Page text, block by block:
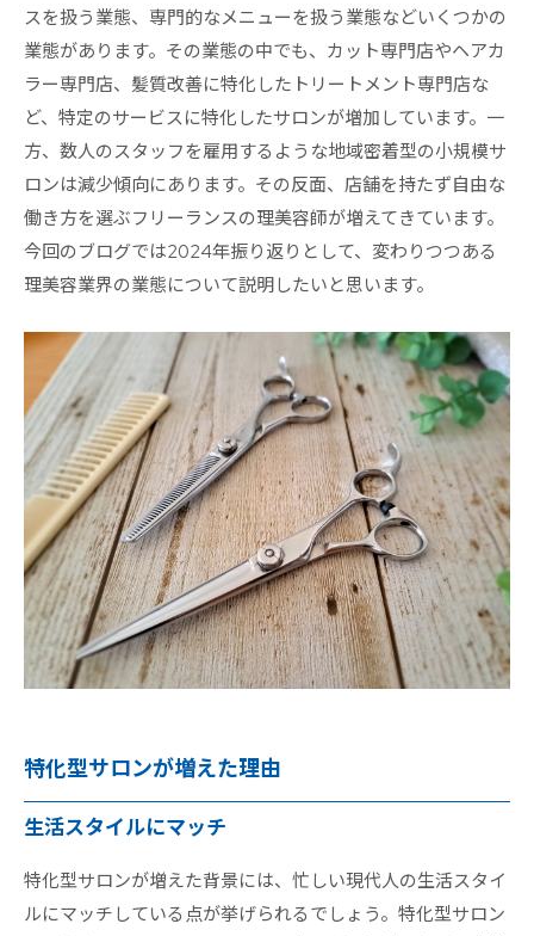
スを扱う業態、専門的なメニューを扱う業態などいくつかの
業態があります。その業態の中でも、カット専門店やヘアカ
ラー専門店、髪質改善に特化したトリートメント専門店な
ど、特定のサービスに特化したサロンが増加しています。一
方、数人のスタッフを雇用するような地域密着型の小規模サ
ロンは減少傾向にあります。その反面、店舗を持たず自由な
働き方を選ぶフリーランスの理美容師が増えてきています。
今回のブログでは2024年振り返りとして、変わりつつある
理美容業界の業態について説明したいと思います。
特化型サロンが増えた理由
生活スタイルにマッチ
特化型サロンが増えた背景には、忙しい現代人の生活スタイ
ルにマッチしている点が挙げられるでしょう。特化型サロン